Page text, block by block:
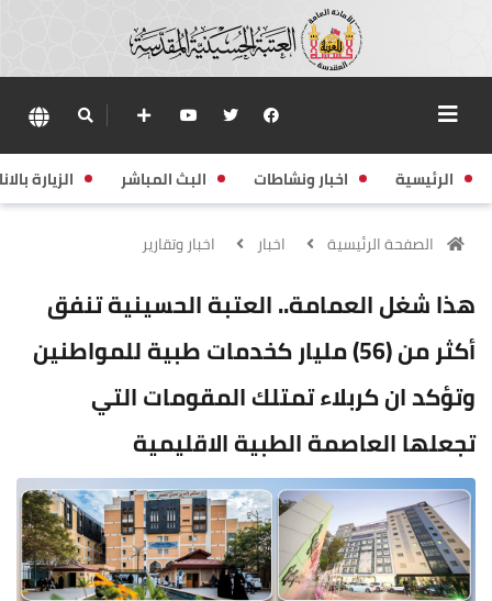
الرئيسية اخبار ونشاطات البث المباشر الزيارة
الصفحة الرئيسية اخبار اخبار وتقارير
هذا شغل العمامة.. العتبة الحسينية تنفق
أكثر من (56) مليار كخدمات طبية للمواطنين
وتؤكد ان كربلاء تمتلك المقومات التي
تجعلها العاصمة الطبية الاقليمية